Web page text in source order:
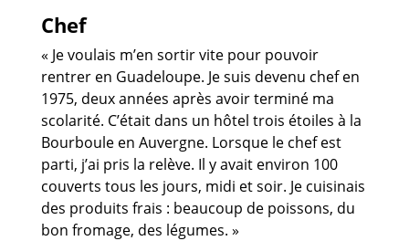
Chef
« Je voulais m’en sortir vite pour pouvoir
rentrer en Guadeloupe. Je suis devenu chef en
1975, deux années après avoir terminé ma
scolarité. C’était dans un hôtel trois étoiles à la
Bourboule en Auvergne. Lorsque le chef est
parti, j’ai pris la relève. Il y avait environ 100
couverts tous les jours, midi et soir. Je cuisinais
des produits frais : beaucoup de poissons, du
bon fromage, des légumes. »